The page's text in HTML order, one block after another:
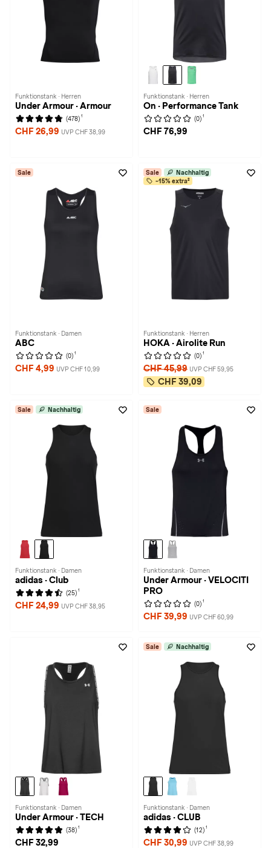
Funktionstank · Herren
Under Armour · Armour
(478) 1
CHF 26,99 UVP CHF 38,99
Funktionstank · Herren
On · Performance Tank
(0) 1
CHF 76,99
Sale
Funktionstank · Damen
ABC
(0) 1
CHF 4,99 UVP CHF 10,99
Sale
Nachhaltig
-15% extra²
Funktionstank · Herren
HOKA · Airolite Run
(0) 1
CHF 45,99 UVP CHF 59,95
CHF 39,09
Sale Nachhaltig
Funktionstank · Damen
adidas · Club
(25) 1
CHF 24,99 UVP CHF 38,95
Sale
Funktionstank · Damen
Under Armour · VELOCITI
PRO
(0) 1
CHF 39,99 UVP CHF 60,99
Funktionstank · Damen
Under Armour · TECH
(38) 1
CHF 32,99
Sale Nachhaltig
Funktionstank · Damen
adidas · CLUB
(12) 1
CHF 30,99 UVP CHF 38,99